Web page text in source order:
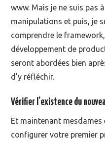
www. Mais je ne suis pas
manipulations et puis, je
comprendre le
développement de
seront abordées bien
d’y réfléchir.
Vérifier l’existence du
Et maintenant mesdames
configurer votre premier